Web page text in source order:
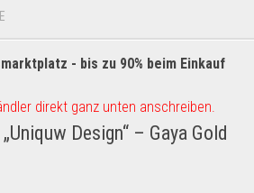
- bis zu 90% beim Einkauf
direkt ganz unten anschreiben.
Design“ – Gaya Gold